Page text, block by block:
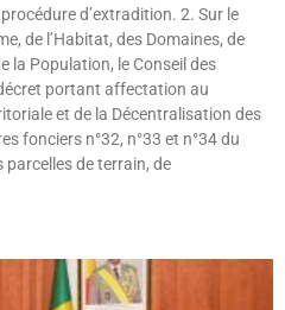
d’extradition. 2. Sur le
de l’Habitat, des Domaines, de
la Population, le Conseil des
portant affectation au
et de la Décentralisation des
fonciers n°32, n°33 et n°34 du
parcelles de terrain, de